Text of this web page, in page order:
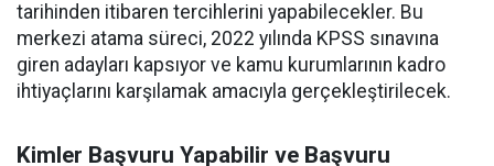
tarihinden itibaren tercihlerini yapabilecekler. Bu
merkezi atama süreci, 2022 yılında KPSS sınavına
giren adayları kapsıyor ve kamu kurumlarının kadro
ihtiyaçlarını karşılamak amacıyla gerçekleştirilecek.
Kimler Başvuru Yapabilir ve Başvuru